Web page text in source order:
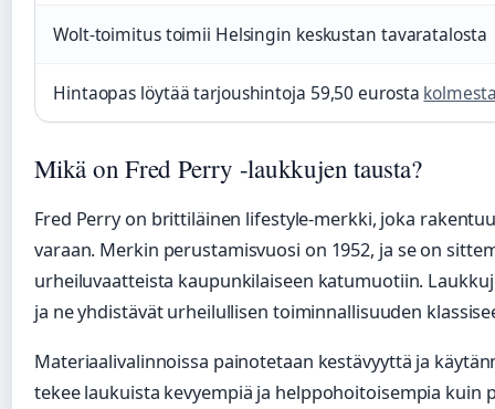
Wolt-toimitus toimii Helsingin keskustan tavaratalosta
Hintaopas löytää tarjoushintoja 59,50 eurosta
Mikä on Fred Perry -laukkujen tausta?
Fred Perry on brittiläinen lifestyle-merkki, joka
varaan. Merkin perustamisvuosi on 1952, ja se on
urheiluvaatteista kaupunkilaiseen katumuotiin.
ja ne yhdistävät urheilullisen toiminnallisuuden
Materiaalivalinnoissa painotetaan kestävyyttä ja
tekee laukuista kevyempiä ja helppohoitoisempia kuin